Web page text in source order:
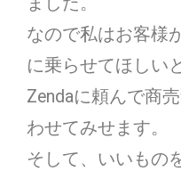
なので私はお客様
に乗らせてほしい
Zendaに頼んで商
わせてみせます。
そして、いいもの